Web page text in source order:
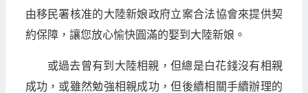
由移民署核准的大陸新娘政府立案合法協會來提供契
約保障，讓您放心愉快圓滿的娶到大陸新娘。
或過去曾有到大陸相親，但總是白花錢沒有相親
成功，或雖然勉強相親成功，但後續相關手續辦理的